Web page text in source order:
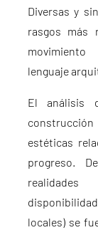
Diversas y
rasgos más
lenguaje
El análisis
estéticas
progreso.
locales) se